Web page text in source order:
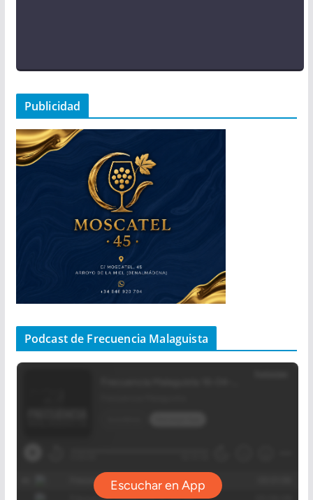
Publicidad
Podcast de Frecuencia Malaguista